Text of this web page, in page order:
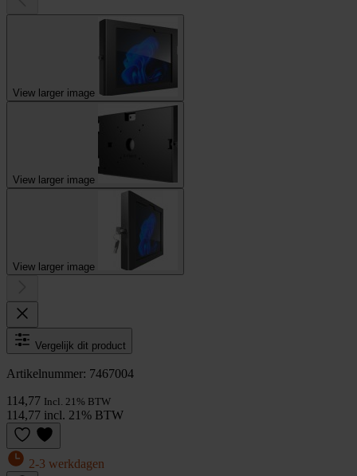
View larger image
View larger image
View larger image
Vergelijk dit product
Artikelnummer: 7467004
114,77 Incl. 21% BTW
114,77 incl. 21% BTW
2-3 werkdagen